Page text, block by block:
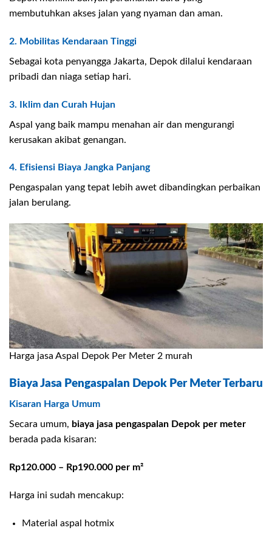
membutuhkan akses jalan yang nyaman dan aman.
2. Mobilitas Kendaraan Tinggi
Sebagai kota penyangga Jakarta, Depok dilalui kendaraan
pribadi dan niaga setiap hari.
3. Iklim dan Curah Hujan
Aspal yang baik mampu menahan air dan mengurangi
kerusakan akibat genangan.
4. Efisiensi Biaya Jangka Panjang
Pengaspalan yang tepat lebih awet dibandingkan perbaikan
jalan berulang.
Harga jasa Aspal Depok Per Meter 2 murah
Biaya Jasa Pengaspalan Depok Per Meter Terbaru
Kisaran Harga Umum
Secara umum, biaya jasa pengaspalan Depok per meter
berada pada kisaran:
Rp120.000 – Rp190.000 per m²
Harga ini sudah mencakup:
Material aspal hotmix